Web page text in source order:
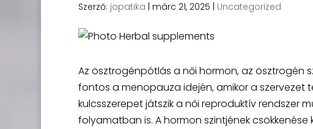
Szerző: jopatika márc 21, 2025 Uncategorized
Az ösztrogénpótlás a női hormon, az ösztrogén
fontos a menopauza idején, amikor a szervezet
kulcsszerepet játszik a női reproduktív rendszer
folyamatban is. A hormon szintjének